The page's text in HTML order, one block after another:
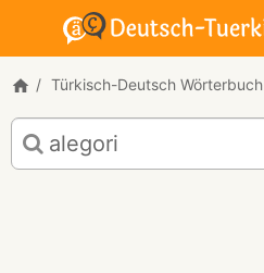
Türkisch-Deutsch Wörterbuch
Türkisch-
Deutsch
Übersetzung